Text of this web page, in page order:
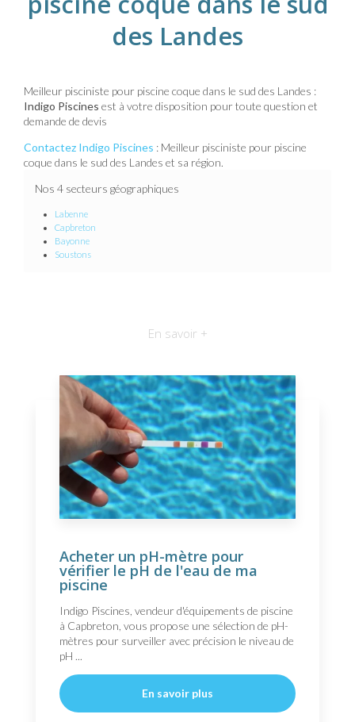
des Landes
Meilleur pisciniste pour piscine coque dans le sud des Landes :
Indigo Piscines est à votre disposition pour toute question et
demande de devis
Contactez Indigo Piscines : Meilleur pisciniste pour piscine
coque dans le sud des Landes et sa région.
Nos 4 secteurs géographiques
Labenne
Capbreton
Bayonne
Soustons
En savoir +
Acheter un pH-mètre pour
vérifier le pH de l'eau de ma
piscine
Indigo Piscines, vendeur d'équipements de piscine
à Capbreton, vous propose une sélection de pH-
mètres pour surveiller avec précision le niveau de
pH ...
En savoir plus